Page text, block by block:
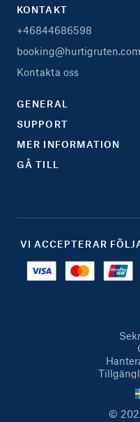
KONTAKT
+46844686598
booking@hurtigruten.com
Kontakta oss
GENERAL
SUPPORT
MER INFORMATION
GÅ TILL
VI ACCEPTERAR
©